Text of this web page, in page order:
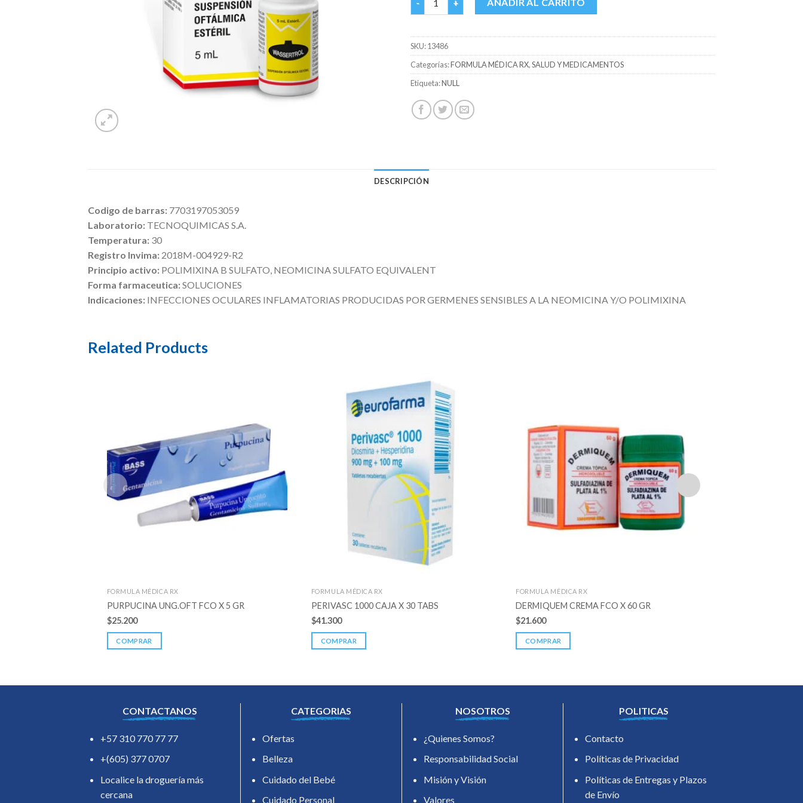
AÑADIR AL CARRITO
SKU:13486
Categorías:FORMULA MÉDICA RX,SALUD Y MEDICAMENTOS
Etiqueta:NULL
DESCRIPCIÓN
Codigo de barras: 7703197053059
Laboratorio: TECNOQUIMICAS S.A.
Temperatura: 30
Registro Invima: 2018M-004929-R2
Principio activo: POLIMIXINA B SULFATO, NEOMICINA SULFATO EQUIVALENT
Forma farmaceutica:SOLUCIONES
Indicaciones: INFECCIONES OCULARES INFLAMATORIAS PRODUCIDAS POR GERMENES SENSIBLES A LA NEOMICINA Y/O POLIMIXINA
Related Products
FORMULA MÉDICA RX
PURPUCINA UNG.OFT FCO X 5 GR
$25.200
COMPRAR
FORMULA MÉDICA RX
PERIVASC 1000 CAJA X 30 TABS
$41.300
COMPRAR
FORMULA MÉDICA RX
DERMIQUEM CREMA FCO X 60 GR
$21.600
COMPRAR
CONTACTANOS
+57 310 770 77 77
+(605) 377 0707
Localice la droguería más
cercana
CATEGORIAS
Ofertas
Belleza
Cuidado del Bebé
Cuidado Personal
NOSOTROS
¿Quienes Somos?
Responsabilidad Social
Misión y Visión
Valores
POLITICAS
Contacto
Políticas de Privacidad
Políticas de Entregas y Plazos
de Envío